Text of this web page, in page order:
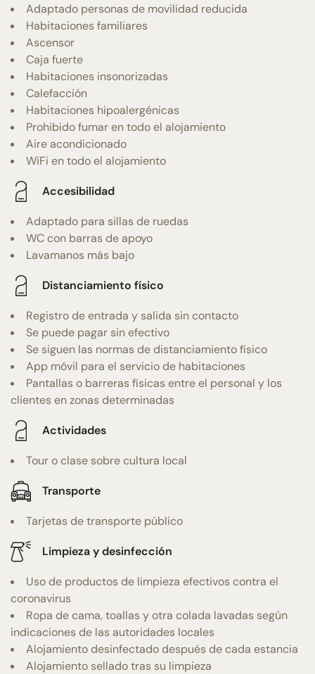
Adaptado personas de movilidad reducida
Habitaciones familiares
Ascensor
Caja fuerte
Habitaciones insonorizadas
Calefacción
Habitaciones hipoalergénicas
Prohibido fumar en todo el alojamiento
Aire acondicionado
WiFi en todo el alojamiento
Accesibilidad
Adaptado para sillas de ruedas
WC con barras de apoyo
Lavamanos más bajo
Distanciamiento físico
Registro de entrada y salida sin contacto
Se puede pagar sin efectivo
Se siguen las normas de distanciamiento físico
App móvil para el servicio de habitaciones
Pantallas o barreras físicas entre el personal y los
clientes en zonas determinadas
Actividades
Tour o clase sobre cultura local
Transporte
Tarjetas de transporte público
Limpieza y desinfección
Uso de productos de limpieza efectivos contra el
coronavirus
Ropa de cama, toallas y otra colada lavadas según
indicaciones de las autoridades locales
Alojamiento desinfectado después de cada estancia
Alojamiento sellado tras su limpieza